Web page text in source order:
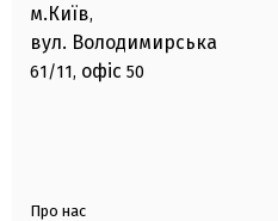
м.Київ,
вул. Володимирська
61/11, офіс 50
Про нас